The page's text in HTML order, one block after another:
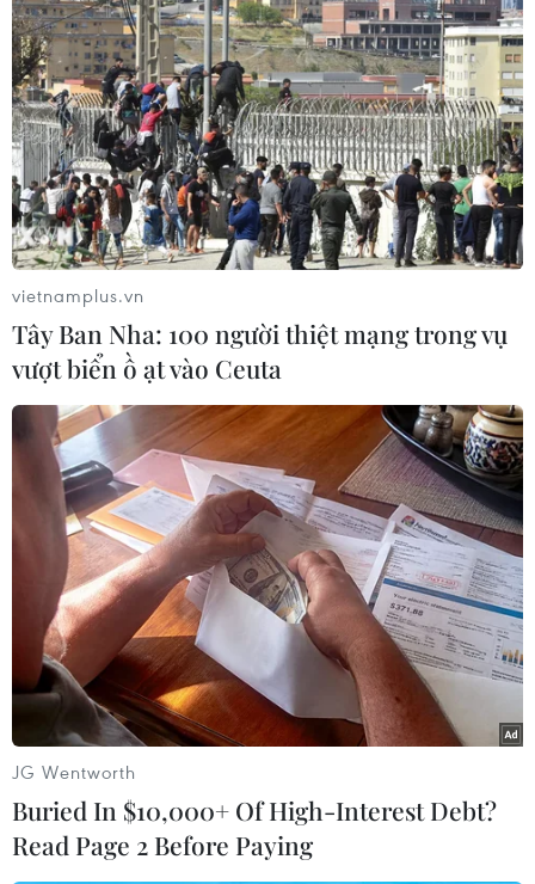
An Giang: Cháy lớn ở khu
dân cư khiến 5 căn nhà bị
hư hại
06/08/2026 16:12
Tiếp tục đổi mới, nâng cao
nghiện ma túy
06/08/2026 15:34
Khởi tố đối tượng giả danh
Công an, lừa đảo "chạy án"
tại Đắk Lắk
06/08/2026 15:07
Cảnh sát khám xét nơi ở
của Huấn "Hoa Hồng"
06/08/2026 15:04
Vụ chuyên Tuyên Quang:
Khuyến khích các cơ sở
vietnamplus.vn
Tây Ban Nha: 100 người thiệt mạng trong vụ
vượt biển ồ ạt vào Ceuta
JG Wentworth
Buried In $10,000+ Of High-Interest Debt?
Read Page 2 Before Paying